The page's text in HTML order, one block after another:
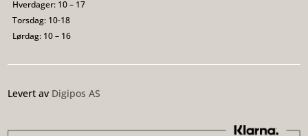
Hverdager: 10 – 17
Torsdag: 10-18
Lørdag: 10 – 16
Levert av Digipos AS